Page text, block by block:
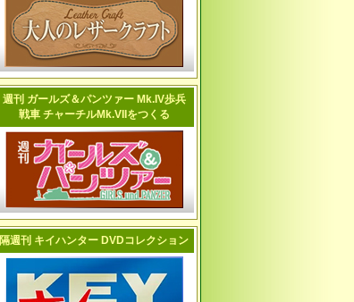
週刊 ガールズ＆パンツァー Mk.IV歩兵
戦車 チャーチルMk.VIIをつくる
隔週刊 キイハンター DVDコレクション